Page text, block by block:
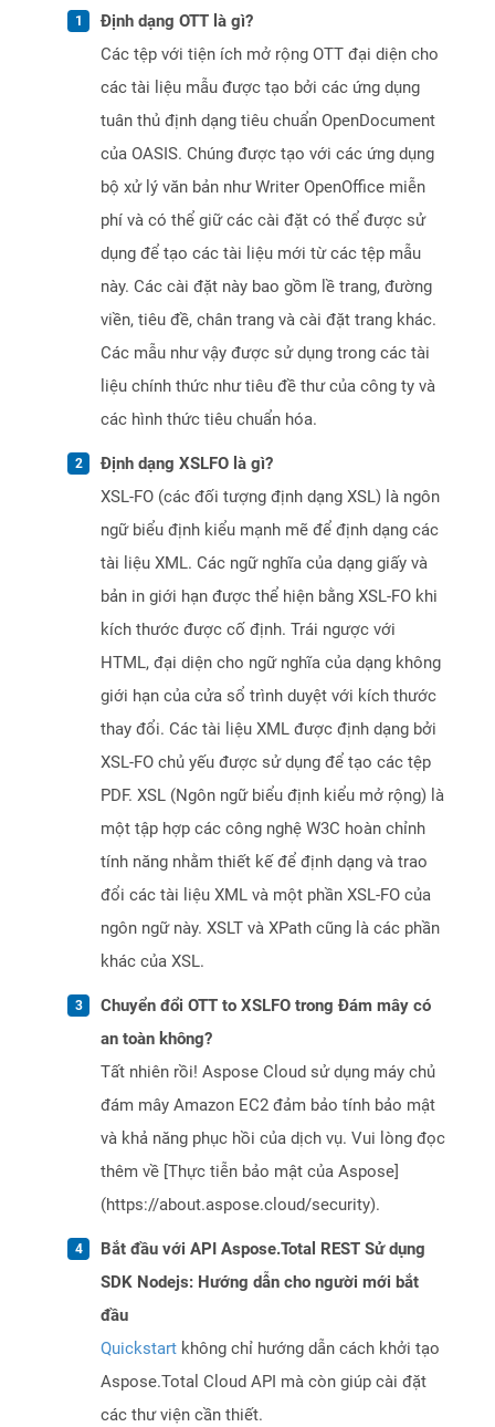
Định dạng OTT là gì?
Các tệp với tiện ích mở rộng OTT đại diện cho
các tài liệu mẫu được tạo bởi các ứng dụng
tuân thủ định dạng tiêu chuẩn OpenDocument
của OASIS. Chúng được tạo với các ứng dụng
bộ xử lý văn bản như Writer OpenOffice miễn
phí và có thể giữ các cài đặt có thể được sử
dụng để tạo các tài liệu mới từ các tệp mẫu
này. Các cài đặt này bao gồm lề trang, đường
viền, tiêu đề, chân trang và cài đặt trang khác.
Các mẫu như vậy được sử dụng trong các tài
liệu chính thức như tiêu đề thư của công ty và
các hình thức tiêu chuẩn hóa.
Định dạng XSLFO là gì?
XSL-FO (các đối tượng định dạng XSL) là ngôn
ngữ biểu định kiểu mạnh mẽ để định dạng các
tài liệu XML. Các ngữ nghĩa của dạng giấy và
bản in giới hạn được thể hiện bằng XSL-FO khi
kích thước được cố định. Trái ngược với
HTML, đại diện cho ngữ nghĩa của dạng không
giới hạn của cửa sổ trình duyệt với kích thước
thay đổi. Các tài liệu XML được định dạng bởi
XSL-FO chủ yếu được sử dụng để tạo các tệp
PDF. XSL (Ngôn ngữ biểu định kiểu mở rộng) là
một tập hợp các công nghệ W3C hoàn chỉnh
tính năng nhằm thiết kế để định dạng và trao
đổi các tài liệu XML và một phần XSL-FO của
ngôn ngữ này. XSLT và XPath cũng là các phần
khác của XSL.
Chuyển đổi OTT to XSLFO trong Đám mây có
an toàn không?
Tất nhiên rồi! Aspose Cloud sử dụng máy chủ
đám mây Amazon EC2 đảm bảo tính bảo mật
và khả năng phục hồi của dịch vụ. Vui lòng đọc
thêm về [Thực tiễn bảo mật của Aspose]
(https://about.aspose.cloud/security).
Bắt đầu với API Aspose.Total REST Sử dụng
SDK Nodejs: Hướng dẫn cho người mới bắt
đầu
Quickstart không chỉ hướng dẫn cách khởi tạo
Aspose.Total Cloud API mà còn giúp cài đặt
các thư viện cần thiết.